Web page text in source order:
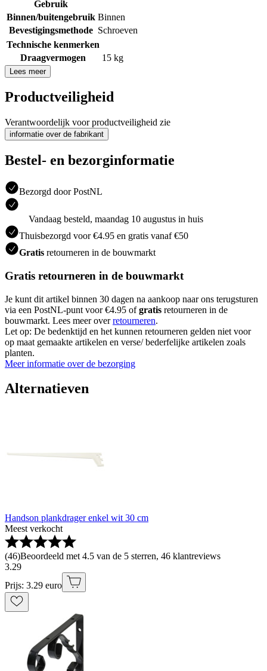
Gebruik
Binnen/buitengebruik Binnen
Bevestigingsmethode Schroeven
Technische kenmerken
Draagvermogen
15 kg
Lees meer
Productveiligheid
Verantwoordelijk voor productveiligheid zie
informatie over de fabrikant
Bestel- en bezorginformatie
Bezorgd door PostNL
Vandaag besteld, maandag 10 augustus in huis
Thuisbezorgd voor €4.95 en gratis vanaf €50
Gratis retourneren in de bouwmarkt
Gratis retourneren in de bouwmarkt
Je kunt dit artikel binnen 30 dagen na aankoop naar ons terugsturen
via een PostNL-punt voor €4.95 ofgratis retourneren in de
bouwmarkt. Lees meer overretourneren.
Let op: De bedenktijd en het kunnen retourneren gelden niet voor
op maat gemaakte artikelen en verse/ bederfelijke artikelen zoals
planten.
Meer informatie over de bezorging
Alternatieven
Handson plankdrager enkel wit 30 cm
Meest verkocht
(46)Beoordeeld met 4.5 van de 5 sterren, 46 klantreviews
3.29
Prijs: 3.29 euro